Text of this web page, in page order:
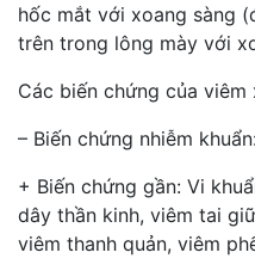
hốc mắt với xoang sàng
trên trong lông mày với
Các biến chứng của viêm
– Biến chứng nhiễm
+ Biến chứng gần: Vi
dây thần kinh, viêm tai
viêm thanh quản, viêm